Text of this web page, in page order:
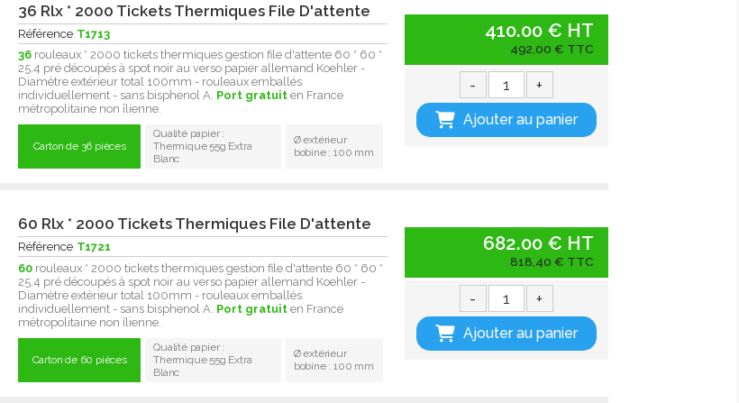
36 Rlx * 2000 Tickets Thermiques File D'attente
Référence T1713
36 rouleaux * 2000 tickets thermiques gestion file d'attente 60 * 60 *
25.4 pré découpés à spot noir au verso papier allemand Koehler -
Diamètre extérieur total 100mm - rouleaux emballés
individuellement - sans bisphenol A. Port gratuit en France
métropolitaine non îlienne.
Carton de 36 pièces
Qualité papier :
Thermique 55g Extra
Blanc
Ø extérieur
bobine : 100 mm
410.00 € HT
492,00 € TTC
- +
Ajouter au panier
60 Rlx * 2000 Tickets Thermiques File D'attente
Référence T1721
60 rouleaux * 2000 tickets thermiques gestion file d'attente 60 * 60 *
25.4 pré découpés à spot noir au verso papier allemand Koehler -
Diamètre extérieur total 100mm - rouleaux emballés
individuellement - sans bisphenol A. Port gratuit en France
métropolitaine non îlienne.
Carton de 60 pièces
Qualité papier :
Thermique 55g Extra
Blanc
Ø extérieur
bobine : 100 mm
682.00 € HT
818,40 € TTC
- +
Ajouter au panier